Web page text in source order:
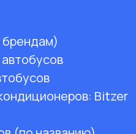
брендам)
Bitzer